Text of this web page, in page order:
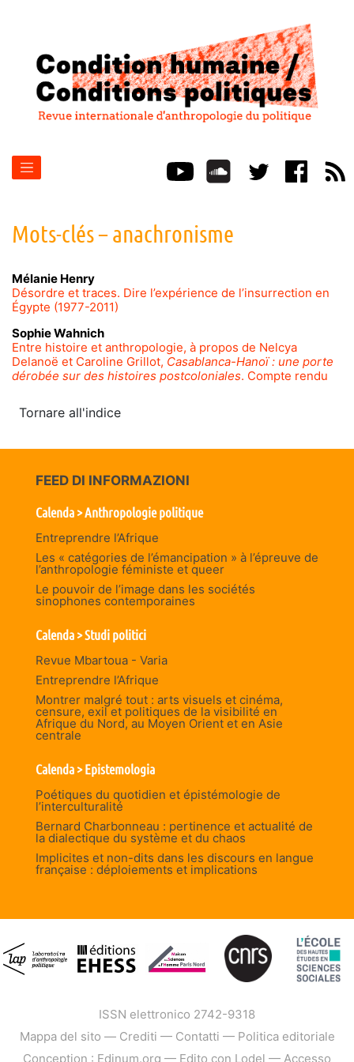
Mots-clés – anachronisme
Mélanie Henry
Désordre et traces. Dire l’expérience de l’insurrection en
Égypte (1977-2011)
SophieWahnich
Entre histoire et anthropologie, à propos de Nelcya
Delanoë et Caroline Grillot, Casablanca-Hanoï : une porte
dérobée sur des histoires postcoloniales. Compte rendu
Tornare all'indice
FEED DI INFORMAZIONI
Calenda > Anthropologie politique
Entreprendre l’Afrique
Les « catégories de l’émancipation » à l’épreuve de
l’anthropologie féministe et queer
Le pouvoir de l’image dans les sociétés
sinophones contemporaines
Calenda > Studi politici
Revue Mbartoua - Varia
Entreprendre l’Afrique
Montrer malgré tout : arts visuels et cinéma,
censure, exil et politiques de la visibilité en
Afrique du Nord, au Moyen Orient et en Asie
centrale
Calenda > Epistemologia
Poétiques du quotidien et épistémologie de
l’interculturalité
Bernard Charbonneau : pertinence et actualité de
la dialectique du système et du chaos
Implicites et non-dits dans les discours en langue
française : déploiements et implications
ISSN elettronico 2742-9318
Mappa del sito — Crediti — Contatti — Politica editoriale
Conception : Edinum.org — Edito con Lodel — Accesso